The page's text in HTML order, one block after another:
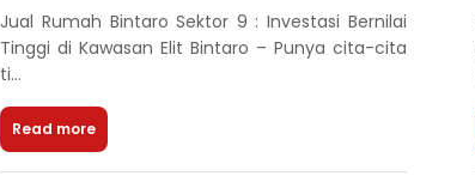
Jual Rumah Bintaro Sektor 9 : Investasi Bernilai
Tinggi di Kawasan Elit Bintaro – Punya cita-cita
ti...
Read more